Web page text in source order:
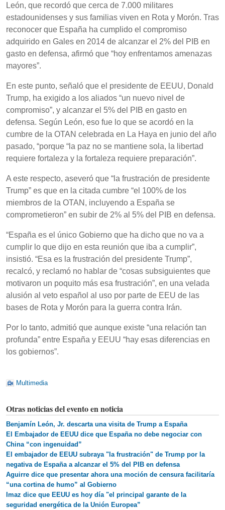
León, que recordó que cerca de 7.000 militares
estadounidenses y sus familias viven en Rota y Morón. Tras
reconocer que España ha cumplido el compromiso
adquirido en Gales en 2014 de alcanzar el 2% del PIB en
gasto en defensa, afirmó que “hoy enfrentamos amenazas
mayores”.
En este punto, señaló que el presidente de EEUU, Donald
Trump, ha exigido a los aliados “un nuevo nivel de
compromiso”, y alcanzar el 5% del PIB en gasto en
defensa. Según León, eso fue lo que se acordó en la
cumbre de la OTAN celebrada en La Haya en junio del año
pasado, “porque “la paz no se mantiene sola, la libertad
requiere fortaleza y la fortaleza requiere preparación”.
A este respecto, aseveró que “la frustración de presidente
Trump” es que en la citada cumbre “el 100% de los
miembros de la OTAN, incluyendo a España se
comprometieron” en subir de 2% al 5% del PIB en defensa.
“España es el único Gobierno que ha dicho que no va a
cumplir lo que dijo en esta reunión que iba a cumplir”,
insistió. “Esa es la frustración del presidente Trump”,
recalcó, y reclamó no hablar de “cosas subsiguientes que
motivaron un poquito más esa frustración”, en una velada
alusión al veto español al uso por parte de EEU de las
bases de Rota y Morón para la guerra contra Irán.
Por lo tanto, admitió que aunque existe “una relación tan
profunda” entre España y EEUU “hay esas diferencias en
los gobiernos”.
Multimedia
Otras noticias del evento en noticia
Benjamín León, Jr. descarta una visita de Trump a España
El Embajador de EEUU dice que España no debe negociar con
China “con ingenuidad”
El embajador de EEUU subraya "la frustración" de Trump por la
negativa de España a alcanzar el 5% del PIB en defensa
Aguirre dice que presentar ahora una moción de censura facilitaría
“una cortina de humo” al Gobierno
Imaz dice que EEUU es hoy día "el principal garante de la
seguridad energética de la Unión Europea”